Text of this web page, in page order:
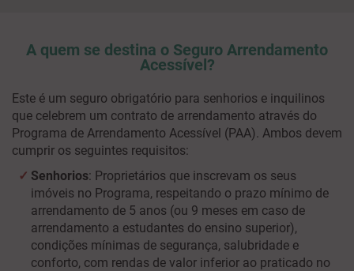
A quem se destina o Seguro Arrendamento
Acessível?
Este é um seguro obrigatório para senhorios e inquilinos
que celebrem um contrato de arrendamento através do
Programa de Arrendamento Acessível (PAA). Ambos devem
cumprir os seguintes requisitos:
Senhorios: Proprietários que inscrevam os seus
imóveis no Programa, respeitando o prazo mínimo de
arrendamento de 5 anos (ou 9 meses em caso de
arrendamento a estudantes do ensino superior),
condições mínimas de segurança, salubridade e
conforto, com rendas de valor inferior ao praticado no